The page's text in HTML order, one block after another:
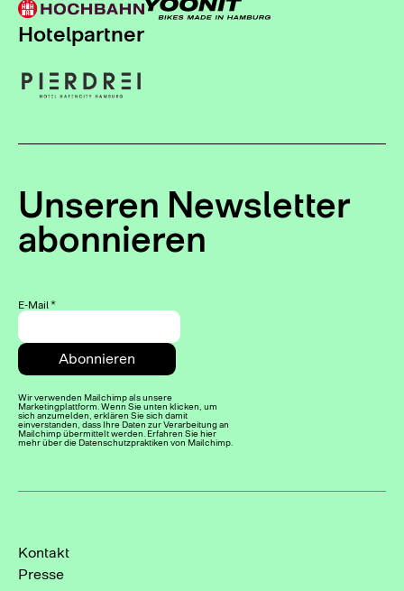
Hotelpartner
Unseren Newsletter
abonnieren
E-Mail*
Wir verwenden Mailchimp als unsere
Marketingplattform. Wenn Sie unten klicken, um
sich anzumelden, erklären Sie sich damit
einverstanden, dass Ihre Daten zur Verarbeitung an
Mailchimp übermittelt werden. Erfahren Sie hier
mehr über die Datenschutzpraktiken von Mailchimp.
Kontakt
Presse